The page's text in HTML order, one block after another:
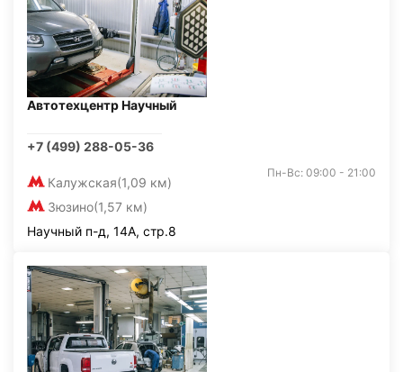
Автотехцентр Научный
+7 (499) 288-05-36
Калужская(1,09 км)
Зюзино(1,57 км)
Пн-Вс: 09:00 - 21:00
Научный п-д, 14А, стр.8